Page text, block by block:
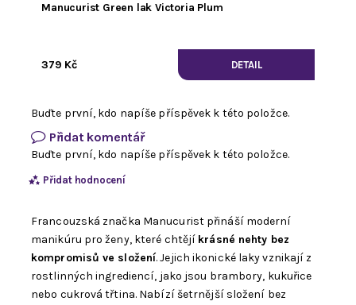
Manucurist Green lak Victoria Plum
379 Kč DETAIL
Buďte první, kdo napíše příspěvek k této položce.
Přidat komentář
Buďte první, kdo napíše příspěvek k této položce.
Přidat hodnocení
Francouzská značka Manucurist přináší moderní
manikúru pro ženy, které chtějí krásné nehty bez
kompromisů ve složení. Jejich ikonické laky vznikají z
rostlinných ingrediencí, jako jsou brambory, kukuřice
nebo cukrová třtina. Nabízí šetrnější složení bez